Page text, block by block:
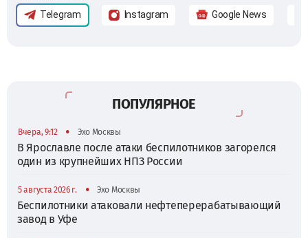
Telegram Instagram Google News
ПОПУЛЯРНОЕ
Вчера, 9:12 • Эхо Москвы
В Ярославле после атаки беспилотников загорелся
один из крупнейших НПЗ России
5 августа 2026 г. • Эхо Москвы
Беспилотники атаковали нефтеперерабатывающий
завод в Уфе